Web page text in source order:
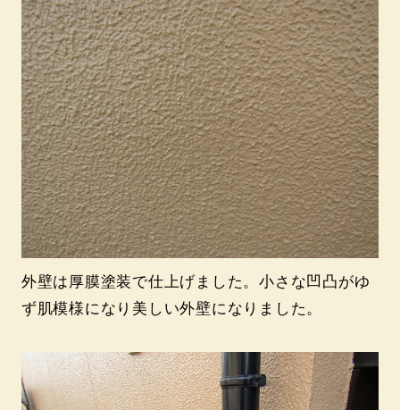
外壁は厚膜塗装で仕上げました。小さな凹凸がゆ
ず肌模様になり美しい外壁になりました。